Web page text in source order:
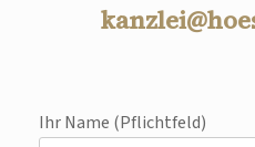
Ihr Name (Pflichtfeld)